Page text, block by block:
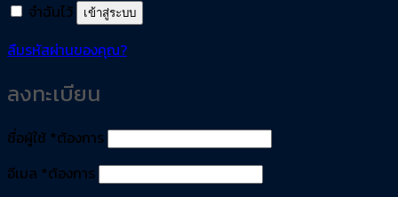
จำฉันไว้
เข้าสู่ระบบ
ลืมรหัสผ่านของคุณ?
ลงทะเบียน
ชื่อผู้ใช้ *ต้องการ
อีเมล *ต้องการ